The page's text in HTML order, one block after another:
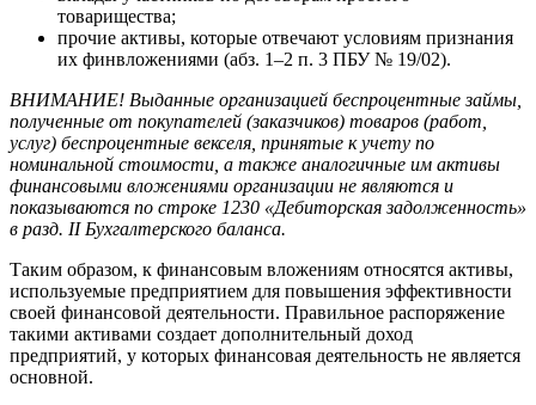
товарищества;
прочие активы, которые отвечают условиям признания
их финвложениями (абз. 1–2 п. 3 ПБУ № 19/02).
ВНИМАНИЕ! Выданные организацией беспроцентные займы,
полученные от покупателей (заказчиков) товаров (работ,
услуг) беспроцентные векселя, принятые к учету по
номинальной стоимости, а также аналогичные им активы
финансовыми вложениями организации не являются и
показываются по строке 1230 «Дебиторская задолженность»
в разд. II Бухгалтерского баланса.
Таким образом, к финансовым вложениям относятся активы,
используемые предприятием для повышения эффективности
своей финансовой деятельности. Правильное распоряжение
такими активами создает дополнительный доход
предприятий, у которых финансовая деятельность не является
основной.